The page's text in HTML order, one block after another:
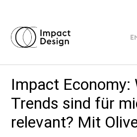
Impact Economy:
Trends sind für
relevant? Mit